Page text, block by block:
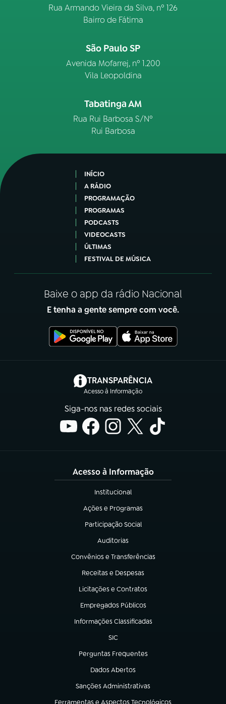
Rua Armando Vieira da Silva, nº 126
Bairro de Fátima
São Paulo SP
Avenida Mofarrej, nº 1.200
Vila Leopoldina
Tabatinga AM
Rua Rui Barbosa S/Nº
Rui Barbosa
INÍCIO
A RÁDIO
PROGRAMAÇÃO
PROGRAMAS
PODCASTS
VIDEOCASTS
ÚLTIMAS
FESTIVAL DE MÚSICA
Baixe o app da rádio Nacional
E tenha a gente sempre com você.
TRANSPARÊNCIA
Acesso à Informação
(abre em nova aba)
Siga-nos nas redes sociais
Acesso à Informação
Institucional
(abre em nova aba)
Ações e Programas
(abre em nova aba)
Participação Social
(abre em nova aba)
Auditorias
(abre em nova aba)
Convênios e Transferências
(abre em nova aba)
Receitas e Despesas
(abre em nova aba)
Licitações e Contratos
(abre em nova aba)
Empregados Públicos
(abre em nova aba)
Informações Classificadas
(abre em nova aba)
SIC
(abre em nova aba)
Perguntas Frequentes
(abre em nova aba)
Dados Abertos
(abre em nova aba)
Sanções Administrativas
(abre em nova aba)